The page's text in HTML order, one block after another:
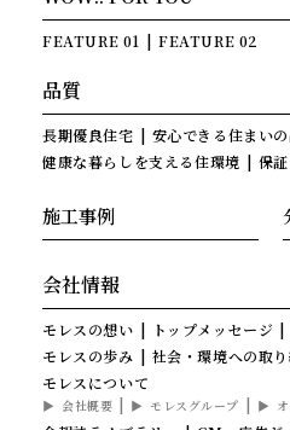
FEATURE 01 FEATURE 02
品質
長期優良住宅
安心できる住まい
健康な暮らしを支える住環境
保
施工事例
会社情報
モレスの想い トップメッセージ
モレスの歩み
社会・環境への取
モレスについて
会社概要 モレスグループ